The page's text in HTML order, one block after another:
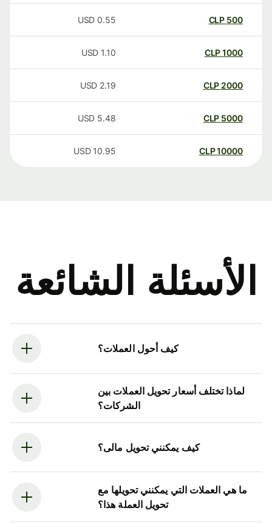
500
CLP
0.55
USD
1000
CLP
1.10
USD
2000
CLP
2.19
USD
5000
CLP
5.48
USD
10000
CLP
10.95
USD
الأسئلة الشائعة
كيف أحول العملات؟
لماذا تختلف أسعار تحويل العملات بين
الشركات؟
كيف يمكنني تحويل مالى؟
ما هي العملات التي يمكنني تحويلها مع
تحويل العملة هذا؟